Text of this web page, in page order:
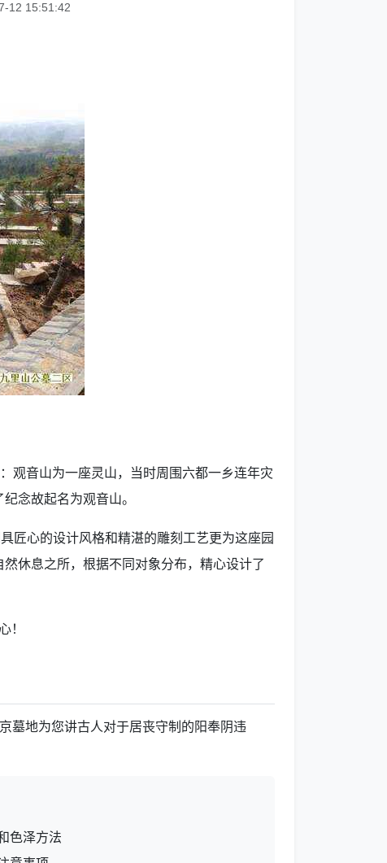
12 15:51:42
观音山为一座灵山，当时周围六都一乡连年灾
念故起名为观音山。
匠心的设计风格和精湛的雕刻工艺更为这座园
休息之所，根据不同对象分布，精心设计了
！
墓地为您讲古人对于居丧守制的阳奉阴违
色泽方法